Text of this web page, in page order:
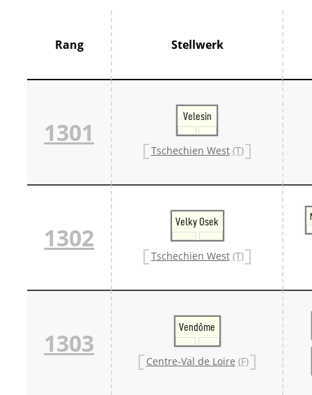
France
Italien
Schweiz
Rang Stellwerk
1301
Velesin
Tschechien West (T)
1302
Velky Osek
Tschechien West (T)
1303
Vendôme
Centre-Val de Loire (F)